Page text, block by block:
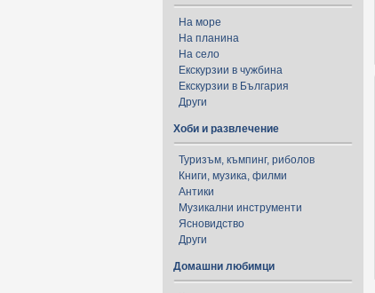
На море
На планина
На село
Екскурзии в чужбина
Екскурзии в България
Други
Хоби и развлечение
Туризъм, къмпинг, риболов
Книги, музика, филми
Антики
Музикални инструменти
Ясновидство
Други
Домашни любимци